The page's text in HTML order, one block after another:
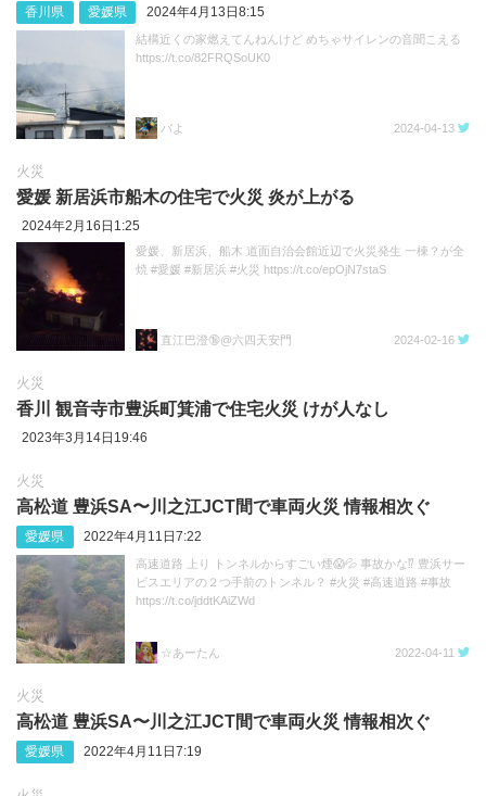
香川県 愛媛県 2024年4月13日8:15
結構近くの家燃えてんねんけど めちゃサイレンの音聞こえる
https://t.co/82FRQSoUK0
バよ 2024-04-13
火災
愛媛 新居浜市船木の住宅で火災 炎が上がる
2024年2月16日1:25
愛媛、新居浜、船木 道面自治会館近辺で火災発生 一棟？が全
焼 #愛媛 #新居浜 #火災 https://t.co/epOjN7staS
直江巴澄🔞@六四天安門 2024-02-16
火災
香川 観音寺市豊浜町箕浦で住宅火災 けが人なし
2023年3月14日19:46
火災
高松道 豊浜SA〜川之江JCT間で車両火災 情報相次ぐ
愛媛県 2022年4月11日7:22
高速道路 上り トンネルからすごい煙😱💦 事故かな⁉️ 豊浜サー
ビスエリアの２つ手前のトンネル？ #火災 #高速道路 #事故
https://t.co/jddtKAiZWd
☆あーたん 2022-04-11
火災
高松道 豊浜SA〜川之江JCT間で車両火災 情報相次ぐ
愛媛県 2022年4月11日7:19